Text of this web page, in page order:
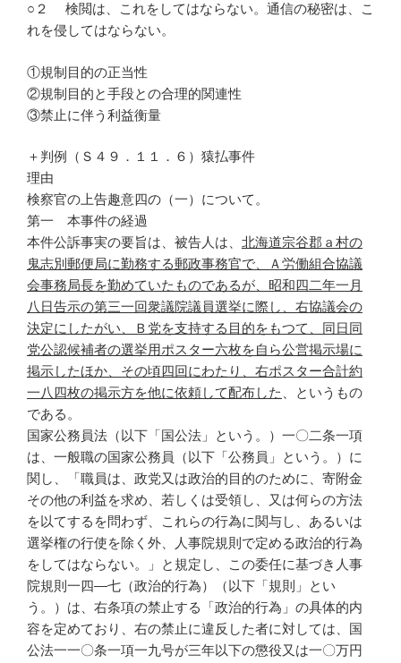
○２ 検閲は、これをしてはならない。通信の秘密は、こ
れを侵してはならない。
①規制目的の正当性
②規制目的と手段との合理的関連性
③禁止に伴う利益衡量
＋判例（Ｓ４９．１１．６）猿払事件
理由
検察官の上告趣意四の（一）について。
第一 本事件の経過
本件公訴事実の要旨は、被告人は、 北海道宗谷郡ａ村の
鬼志別郵便局に勤務する郵政事務官で、Ａ労働組合協議
会事務局長を勤めていたものであるが、昭和四二年一月
八日告示の第三一回衆議院議員選挙に際し、右協議会の
決定にしたがい、Ｂ党を支持する目的をもつて、同日同
党公認候補者の選挙用ポスター六枚を自ら公営掲示場に
掲示したほか、その頃四回にわたり、右ポスター合計約
一八四枚の掲示方を他に依頼して配布した
、というもの
である。
国家公務員法（以下「国公法」という。）一〇二条一項
は、一般職の国家公務員（以下「公務員」という。）に
関し、「職員は、政党又は政治的目的のために、寄附金
その他の利益を求め、若しくは受領し、又は何らの方法
を以てするを問わず、これらの行為に関与し、あるいは
選挙権の行使を除く外、人事院規則で定める政治的行為
をしてはならない。」と規定し、この委任に基づき人事
院規則一四―七（政治的行為）（以下「規則」とい
う。）は、右条項の禁止する「政治的行為」の具体的内
容を定めており、右の禁止に違反した者に対しては、国
公法一一〇条一項一九号が三年以下の懲役又は一〇万円